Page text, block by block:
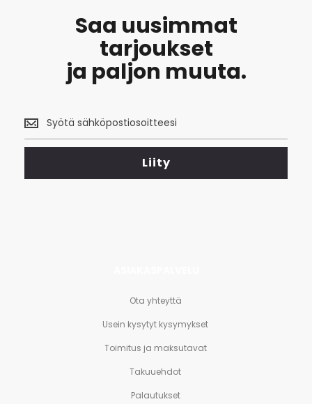
Saa uusimmat
tarjoukset
ja paljon muuta.
uusimmat
tarjoukset
Liity
Ota yhteyttä
Usein kysytyt kysymykset
Toimitus ja maksutavat
Takuuehdot
Palautukset